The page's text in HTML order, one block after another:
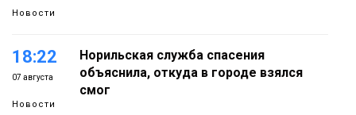
Новости
18:22
07 августа
Новости
Норильская служба спасения
объяснила, откуда в городе взялся
смог